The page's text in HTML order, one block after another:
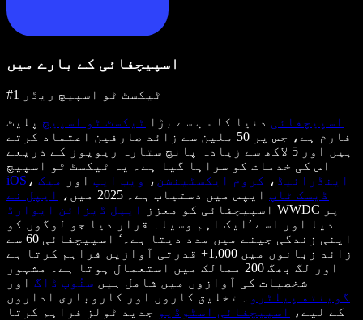
اسپیچفائی کے بارے میں
#1 ٹیکسٹ ٹو اسپیچ ریڈر
اسپیچفائی دنیا کا سب سے بڑا ٹیکسٹ ٹو اسپیچ پلیٹ
فارم ہے، جس پر 50 ملین سے زائد صارفین اعتماد کرتے
ہیں اور 5 لاکھ سے زیادہ پانچ ستارہ ریویوز کے ذریعے
اس کی خدمات کو سراہا گیا ہے۔ یہ ٹیکسٹ ٹو اسپیچ
iOS ، اینڈرائیڈ ، کروم ایکسٹینشن ، ویب ایپ اور
میک
ڈیسک ٹاپ ایپس میں دستیاب ہے۔ 2025 میں،
ایپل نے
اسپیچفائی کو معزز
ایپل ڈیزائن ایوارڈ
WWDC پر
دیا اور اسے ’ایک اہم وسیلہ قرار دیا جو لوگوں کو
اپنی زندگی جینے میں مدد دیتا ہے۔‘ اسپیچفائی 60 سے
زائد زبانوں میں 1,000+ قدرتی آوازیں فراہم کرتا ہے
اور لگ بھگ 200 ممالک میں استعمال ہوتا ہے۔ مشہور
شخصیات کی آوازوں میں شامل ہیں سنُوپ ڈاگ اور
گوینتھ پیلٹرو ۔ تخلیق کاروں اور کاروباری اداروں
کے لیے،
اسپیچفائی اسٹوڈیو جدید ٹولز فراہم کرتا